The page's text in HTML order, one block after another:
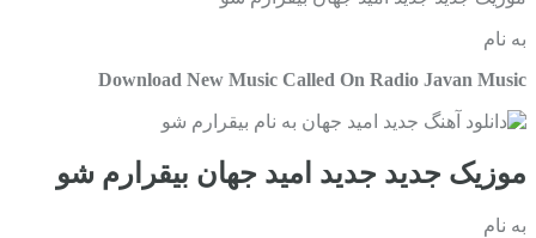
به نام
Download New Music Called On Radio Javan Music
موزیک جدید جديد امید جهان بیقرارم شو
به نام